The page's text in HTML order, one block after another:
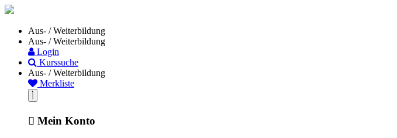
Aus- / Weiterbildung
Aus- / Weiterbildung
Login
Kurssuche
Aus- / Weiterbildung
Merkliste
Mein Konto